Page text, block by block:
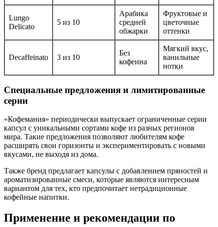
Lungo
Delicato
5 из 10
Арабика
средней
обжарки
Фруктовые и
цветочные
оттенки
Decaffeinato 3 из 10
Без
кофеина
Мягкий вкус,
ванильные
нотки
Специальные предложения и лимитированные
серии
«Кофемания» периодически выпускает ограниченные серии
капсул с уникальными сортами кофе из разных регионов
мира. Такие предложения позволяют любителям кофе
расширять свои горизонты и экспериментировать с новыми
вкусами, не выходя из дома.
Также бренд предлагает капсулы с добавлением пряностей и
ароматизированные смеси, которые являются интересным
вариантом для тех, кто предпочитает нетрадиционные
кофейные напитки.
Применение и рекомендации по